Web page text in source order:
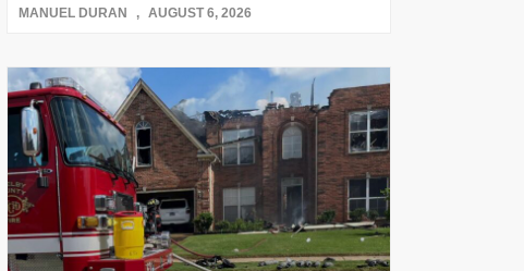
MANUEL DURAN AUGUST 6, 2026